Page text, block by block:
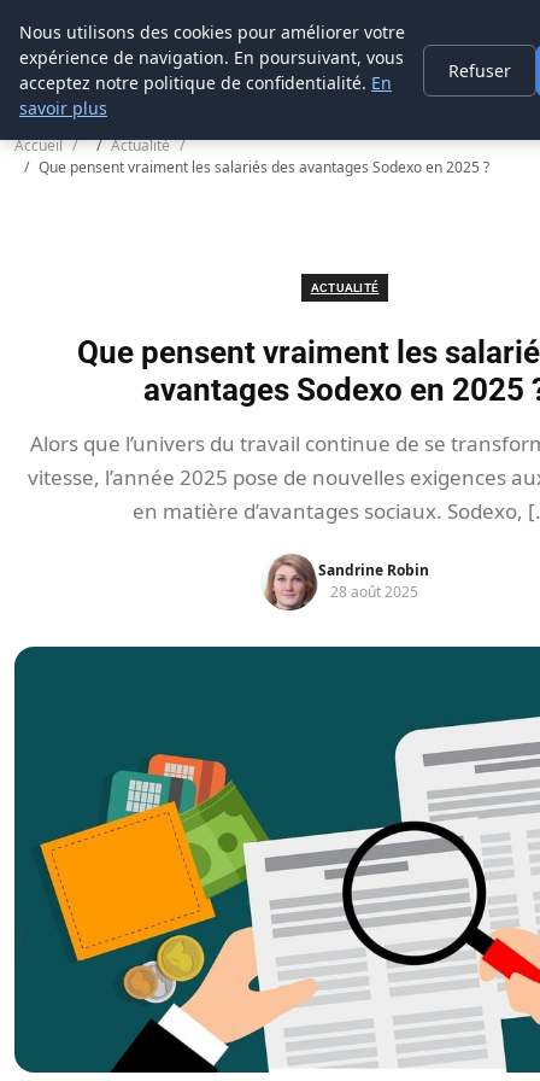
Prospection Pro
Accueil
Actualité
Que pensent vraiment les salariés des avantages Sodexo en 2025 ?
ACTUALITÉ
Que pensent vraiment les
avantages Sodexo en 2025
Alors que l’univers du travail continue de se
vitesse, l’année 2025 pose de nouvelles exigences
en matière d’avantages sociaux. Sodexo,
Sandrine Robin
28 août 2025
Nous utilisons des cookies pour améliorer votre
expérience de navigation. En poursuivant, vous
acceptez notre politique de confidentialité. En
savoir plus
Refuser